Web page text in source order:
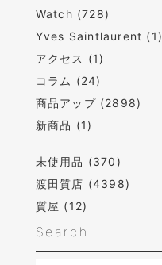
Watch (728)
Yves Saintlaurent (1)
アクセス (1)
コラム (24)
商品アップ (2898)
新商品 (1)
未使用品 (370)
渡田質店 (4398)
質屋 (12)
Search